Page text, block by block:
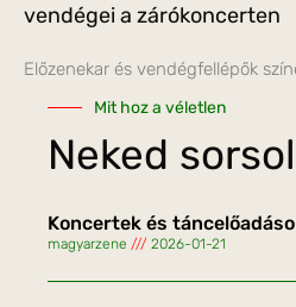
vendégei a zárókoncerten
Előzenekar és vendégfellépők
Mit hoz a véletlen
Neked
Koncertek és
magyarzene 2026-01-21